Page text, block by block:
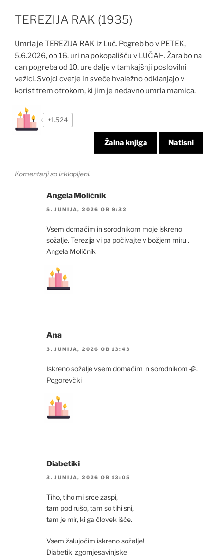
TEREZIJA RAK (1935)
Umrla je TEREZIJA RAK iz Luč. Pogreb bo v PETEK,
5.6.2026, ob 16. uri na pokopališču v LUČAH. Žara bo na
dan pogreba od 10. ure dalje v tamkajšnji poslovilni
vežici. Svojci cvetje in sveče hvaležno odklanjajo v
korist trem otrokom, ki jim je nedavno umrla mamica.
+1.524
Žalna knjiga Natisni
Angela Moličnik
5. JUNIJA, 2026 OB 9:32
Vsem domačim in sorodnikom moje iskreno
sožalje. Terezija vi pa počivajte v božjem miru .
Angela Moličnik
Ana
3. JUNIJA, 2026 OB 13:43
Iskreno sožalje vsem domačim in sorodnikom 🥀.
Pogorevčki
Diabetiki
3. JUNIJA, 2026 OB 13:05
Tiho, tiho mi srce zaspi,
tam pod rušo, tam so tihi sni,
tam je mir, ki ga človek išče.
Vsem žalujočim iskreno sožalje!
Diabetiki zgornjesavinjske
Komentarji so izklopljeni.